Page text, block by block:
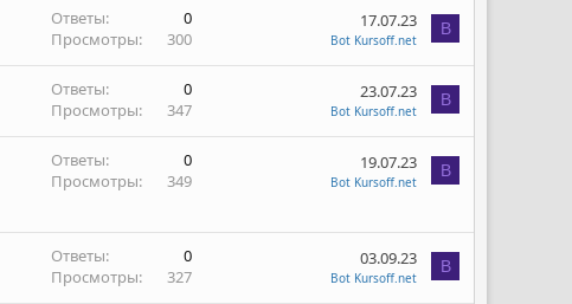
Ответы
0
Просмотры
300
17.07.23
Bot Kursoff.net
B
Ответы
0
Просмотры
347
23.07.23
Bot Kursoff.net
B
Ответы
0
Просмотры
349
19.07.23
Bot Kursoff.net
B
Ответы
0
Просмотры
327
03.09.23
Bot Kursoff.net
B